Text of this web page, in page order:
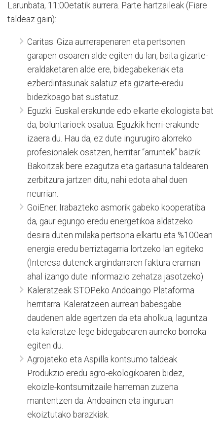
Larunbata, 11:00etatik aurrera. Parte hartzaileak (Fiare
taldeaz gain):
Caritas. Giza aurrerapenaren eta pertsonen
garapen osoaren alde egiten du lan, baita gizarte-
eraldaketaren alde ere, bidegabekeriak eta
ezberdintasunak salatuz eta gizarte-eredu
bidezkoago bat sustatuz.
Eguzki. Euskal erakunde edo elkarte ekologista bat
da, boluntarioek osatua. Eguzkik herri-erakunde
izaera du. Hau da, ez dute ingurugiro alorreko
profesionalek osatzen, herritar “arruntek” baizik.
Bakoitzak bere ezagutza eta gaitasuna taldearen
zerbitzura jartzen ditu, nahi edota ahal duen
neurrian.
GoiEner. Irabazteko asmorik gabeko kooperatiba
da, gaur egungo eredu energetikoa aldatzeko
desira duten milaka pertsona elkartu eta %100ean
energia eredu berriztagarria lortzeko lan egiteko
(Interesa dutenek argindarraren faktura eraman
ahal izango dute informazio zehatza jasotzeko).
Kaleratzeak STOPeko Andoaingo Plataforma
herritarra. Kaleratzeen aurrean babesgabe
daudenen alde agertzen da eta aholkua, laguntza
eta kaleratze-lege bidegabearen aurreko borroka
egiten du.
Agrojateko eta Aspilla kontsumo taldeak.
Produkzio eredu agro-ekologikoaren bidez,
ekoizle-kontsumitzaile harreman zuzena
mantentzen da. Andoainen eta inguruan
ekoiztutako barazkiak.